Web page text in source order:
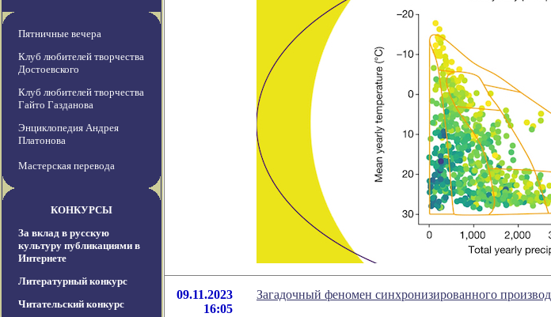
Пятничные вечера
Клуб любителей творчества
Достоевского
Клуб любителей творчества
Гайто Газданова
Энциклопедия Андрея
Платонова
Мастерская перевода
КОНКУРСЫ
За вклад в русскую
культуру публикациями в
Интернете
Литературный конкурс
Читательский конкурс
09.11.2023
16:05
Загадочный феномен синхронизированного